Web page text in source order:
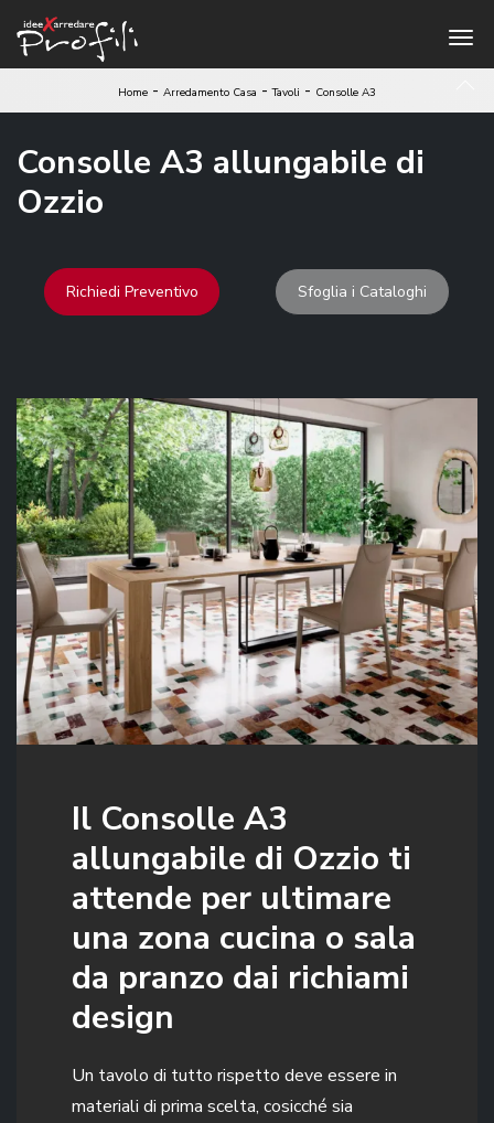
Home - Arredamento Casa -Tavoli - Consolle A3
Consolle A3 allungabile di
Ozzio
Richiedi Preventivo Sfoglia i Cataloghi
Il Consolle A3
allungabile di Ozzio ti
attende per ultimare
una zona cucina o sala
da pranzo dai richiami
design
Un tavolo di tutto rispetto deve essere in
materiali di prima scelta, cosicché sia